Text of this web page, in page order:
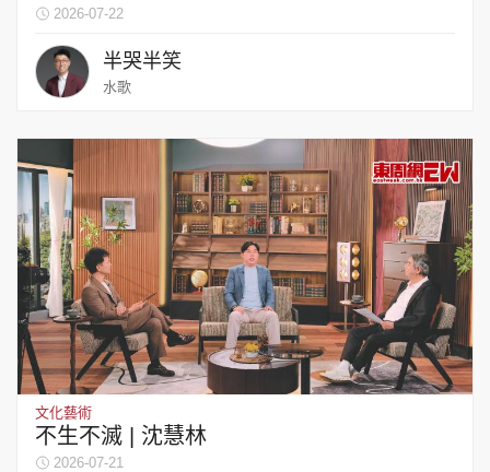
2026-07-22
半哭半笑
水歌
文化藝術
不生不滅 | 沈慧林
2026-07-21